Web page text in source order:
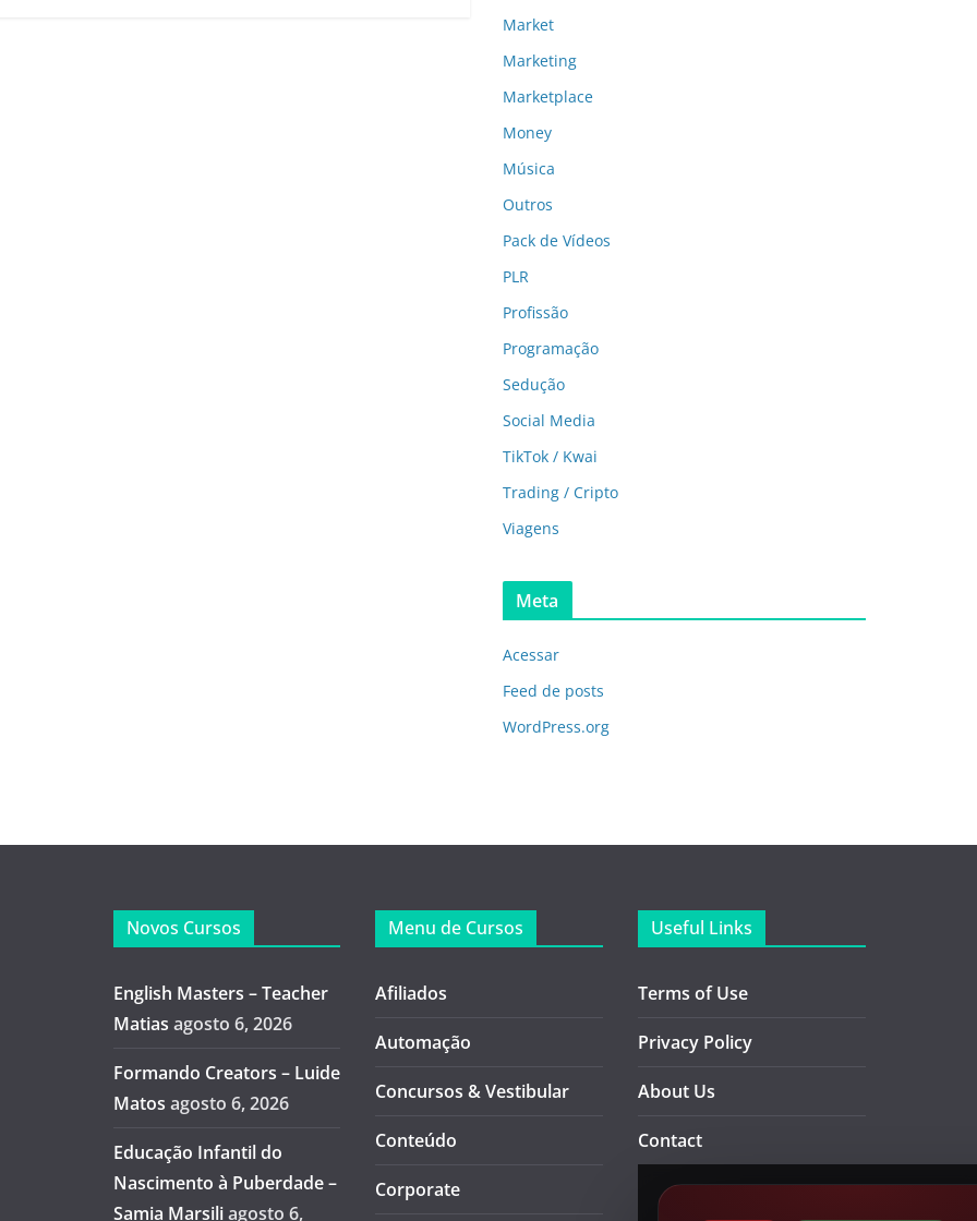
Market
Marketing
Marketplace
Money
Música
Outros
Pack de Vídeos
PLR
Profissão
Programação
Sedução
Social Media
TikTok / Kwai
Trading / Cripto
Viagens
Meta
Acessar
Feed de posts
WordPress.org
Novos Cursos
English Masters – Teacher
Matias agosto 6, 2026
Formando Creators – Luide
Matos agosto 6, 2026
Educação Infantil do
Nascimento à Puberdade –
Samia Marsili agosto 6,
Menu de Cursos
Afiliados
Automação
Concursos & Vestibular
Conteúdo
Corporate
Useful Links
Terms of Use
Privacy Policy
About Us
Contact